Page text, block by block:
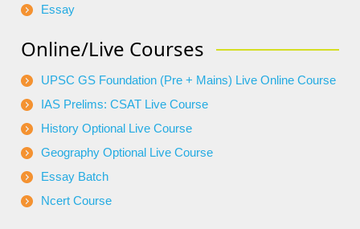
Essay
Online/Live Courses
UPSC GS Foundation (Pre + Mains) Live Online Course
IAS Prelims: CSAT Live Course
History Optional Live Course
Geography Optional Live Course
Essay Batch
Ncert Course